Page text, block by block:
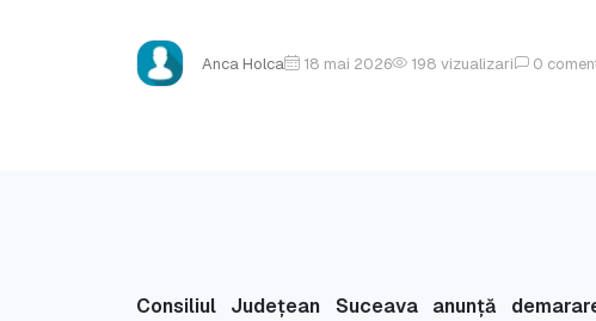
Anca Holca 18 mai 2026 198 vizualizari 0
Consiliul Județean Suceava anunță